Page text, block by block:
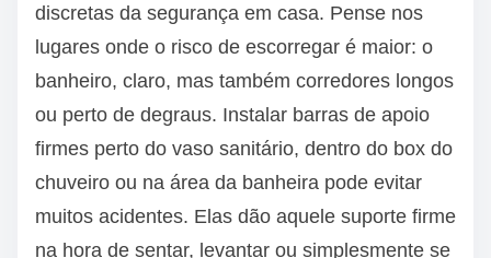
discretas da segurança em casa. Pense nos
lugares onde o risco de escorregar é maior: o
banheiro, claro, mas também corredores longos
ou perto de degraus. Instalar barras de apoio
firmes perto do vaso sanitário, dentro do box do
chuveiro ou na área da banheira pode evitar
muitos acidentes. Elas dão aquele suporte firme
na hora de sentar, levantar ou simplesmente se